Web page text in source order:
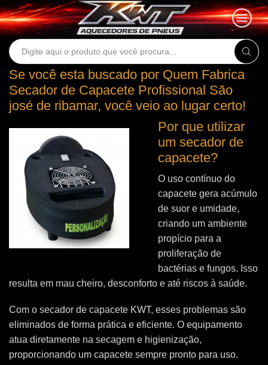
Search
Se você esta buscado por Quem Fabrica
Secador de Capacete Profissional São
josé de ribamar, você veio ao lugar certo!
Por que utilizar
um secador de
capacete?
O uso contínuo do
capacete gera acúmulo
de suor e umidade,
criando um ambiente
propício para a
proliferação de
bactérias e fungos. Isso
resulta em mau cheiro, desconforto e até riscos à saúde.
Com o secador de capacete KWT, esses problemas são
eliminados de forma prática e eficiente. O equipamento
atua diretamente na secagem e higienização,
proporcionando um capacete sempre pronto para uso.